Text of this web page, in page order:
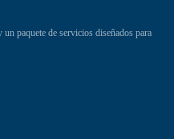
paquete de servicios diseñados para